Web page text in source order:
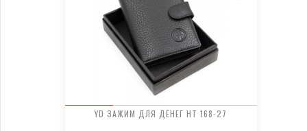
YD ЗАЖИМ ДЛЯ ДЕНЕГ HT 168-27